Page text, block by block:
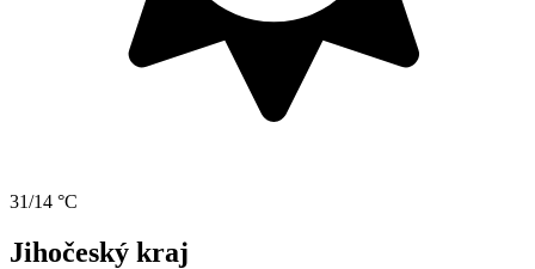
31/14 °C
Jihočeský kraj